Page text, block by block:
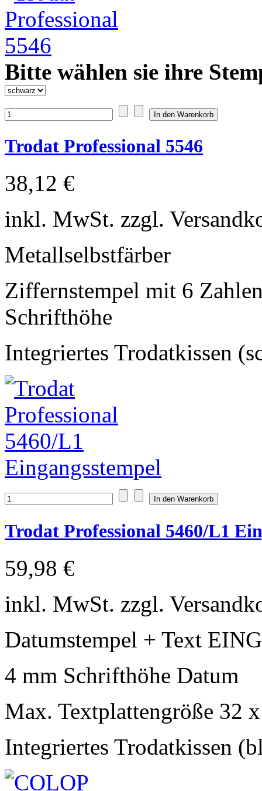
Bitte wählen sie ihre
Trodat Professional 5546
38,12 €
inkl. MwSt. zzgl.
Metallselbstfärber
Ziffernstempel mit 6
Schrifthöhe
Integriertes Trodatkissen
Trodat Professional 5460/L1
59,98 €
inkl. MwSt. zzgl.
Datumstempel + Text
4 mm Schrifthöhe Datum
Max. Textplattengröße 32
Integriertes Trodatkissen